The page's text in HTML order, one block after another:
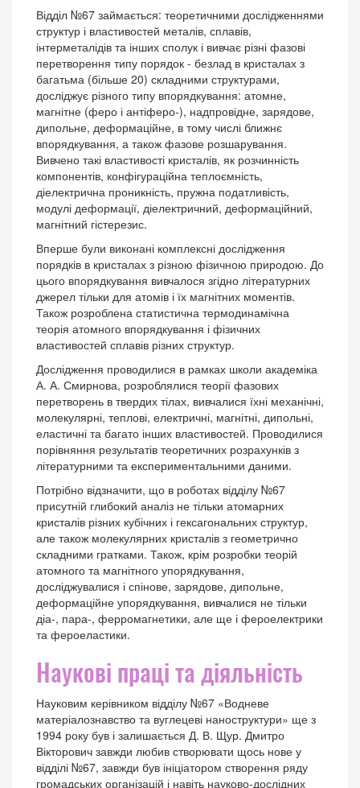
Відділ №67 займається: теоретичними дослідженнями
структур і властивостей металів, сплавів,
інтерметалідів та інших сполук і вивчає різні фазові
перетворення типу порядок - безлад в кристалах з
багатьма (більше 20) складними структурами,
досліджує різного типу впорядкування: атомне,
магнітне (феро і антіферо-), надпровідне, зарядове,
дипольне, деформаційне, в тому числі ближнє
впорядкування, а також фазове розшарування.
Вивчено такі властивості кристалів, як розчинність
компонентів, конфігураційна теплоємність,
діелектрична проникність, пружна податливість,
модулі деформації, діелектричний, деформаційний,
магнітний гістерезис.
Вперше були виконані комплексні дослідження
порядків в кристалах з різною фізичною природою. До
цього впорядкування вивчалося згідно літературних
джерел тільки для атомів і їх магнітних моментів.
Також розроблена статистична термодинамічна
теорія атомного впорядкування і фізичних
властивостей сплавів різних структур.
Дослідження проводилися в рамках школи академіка
А. А. Смирнова, розроблялися теорії фазових
перетворень в твердих тілах, вивчалися їхні механічні,
молекулярні, теплові, електричні, магнітні, дипольні,
еластичні та багато інших властивостей. Проводилися
порівняння результатів теоретичних розрахунків з
літературними та експериментальними даними.
Потрібно відзначити, що в роботах відділу №67
присутній глибокий аналіз не тільки атомарних
кристалів різних кубічних і гексагональних структур,
але також молекулярних кристалів з геометрично
складними гратками. Також, крім розробки теорій
атомного та магнітного упорядкування,
досліджувалися і спінове, зарядове, дипольне,
деформаційне упорядкування, вивчалися не тільки
діа-, пара-, ферромагнетики, але ще і фероелектрики
та фероеластики.
Наукові праці та діяльність
Науковим керівником відділу №67 «Водневе
матеріалознавство та вуглецеві наноструктури» ще з
1994 року був і залишається Д. В. Щур. Дмитро
Вікторович завжди любив створювати щось нове у
відділі №67, завжди був ініціатором створення ряду
громадських організацій і навіть науково-дослідних